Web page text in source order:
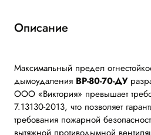
Описание
Максимальный предел
дымоудаления ВР-80-70-ДУ
ООО «Виктория» превышает
7.13130-2013, что позволяет
требования пожарной